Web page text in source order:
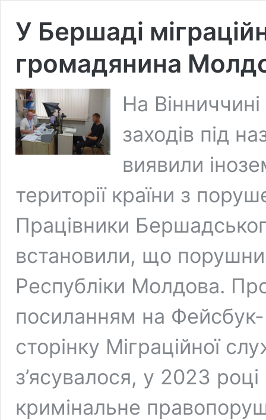
У Бершаді
громадянина
На
заходів під
виявили
території країни з
Працівники
встановили, що
Республіки Молдова.
посиланням на Фейсбук-
сторінку Міграційної
з’ясувалося, у 2023
кримінальне